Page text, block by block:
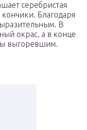
серебристая
Благодаря
В
окрас, а в конце
выгоревшим.